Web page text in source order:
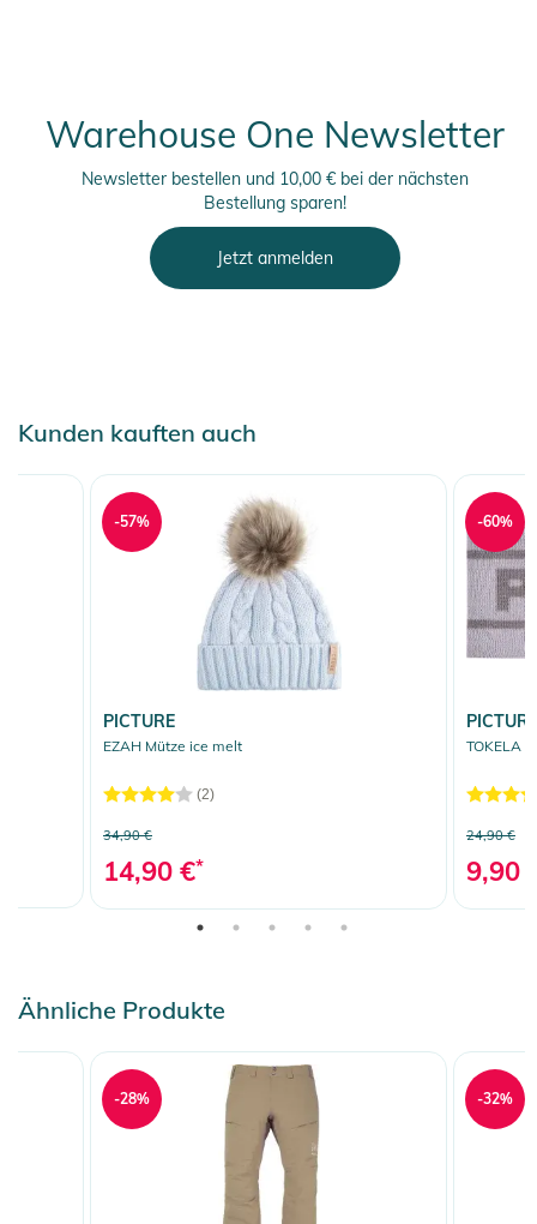
Warehouse One Newsletter
Newsletter bestellen und 10,00 € bei der nächsten
Bestellung sparen!
Jetzt anmelden
Kunden kauften auch
PICTURE
EZAH Mütze ice melt
(2)
34,90 €
14,90 €*
-57%
PICTURE
TOKELA
24,90 €
9,90
-60%
Ähnliche Produkte
-28% -32%